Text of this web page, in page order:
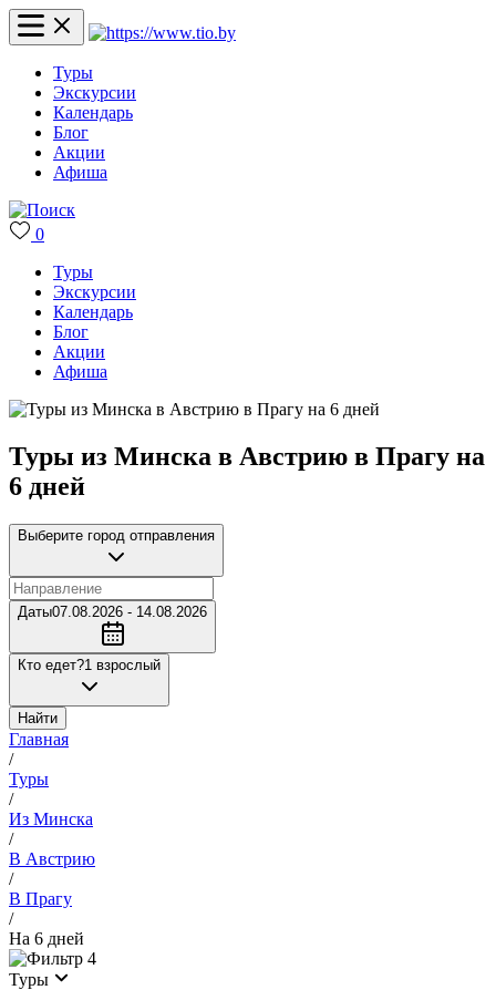
Туры
Экскурсии
Календарь
Блог
Акции
Афиша
0
Туры
Экскурсии
Календарь
Блог
Акции
Афиша
Туры из Минска в Австрию в Прагу на
6 дней
Выберите город отправления
Даты07.08.2026 - 14.08.2026
Кто едет?1 взрослый
Найти
Главная
/
Туры
/
Из Минска
/
В Австрию
/
В Прагу
/
На 6 дней
4
Туры